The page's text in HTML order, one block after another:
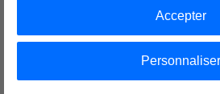
Je déménage
Faire des économies d’énergie
Personnaliser
Accepter